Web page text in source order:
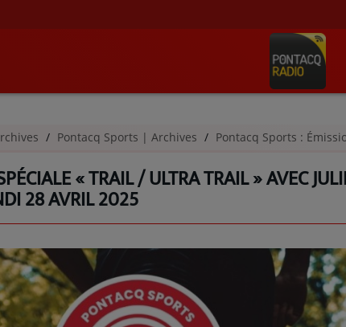
Pontacq Sports | Archives Pontacq Sports :
« TRAIL / ULTRA TRAIL » AVEC
28 AVRIL 2025